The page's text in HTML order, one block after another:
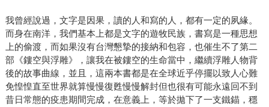
我曾經說過，文字是因果，讀的人和寫的人，都有一定的夙緣。
而身在南洋，我們基本上都是文字的遊牧民族，書寫是一種思想
上的偷渡，而如果沒有台灣懇摯的接納和包容，也催生不了第二
部《鏤空與浮雕》，讓我在被鏤空的生命當中，繼續浮雕人物背
後的故事曲線，並且，這兩本書都是在全球近乎停擺以致人心難
免惶惶直至世界就算慢慢復甦慢慢解封但也很有可能永遠回不到
昔日常態的疫患期間完成，在意義上，等於拋下了一支鐵錨，穩